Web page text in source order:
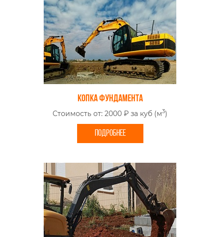
Копка фундамента
Стоимость от: 2000 ₽ за куб (м3)
ПОДРОБНЕЕ